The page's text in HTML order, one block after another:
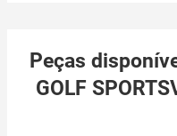
Peças
GOLF